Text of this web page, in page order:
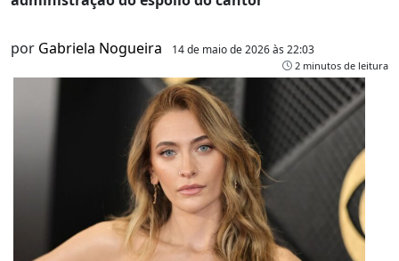
por Gabriela Nogueira 14 de maio de 2026 às 22:03
2 minutos de leitura